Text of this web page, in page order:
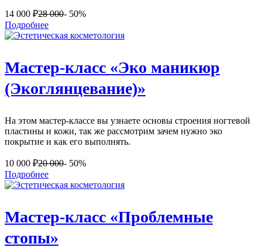
14 000 ₽28 000- 50%
Подробнее
Мастер-класс «Эко маникюр
(Экоглянцевание)»
На этом мастер-классе вы узнаете основы строения ногтевой
пластины и кожи, так же рассмотрим зачем нужно эко
покрытие и как его выполнять.
10 000 ₽20 000- 50%
Подробнее
Мастер-класс «Проблемные
стопы»